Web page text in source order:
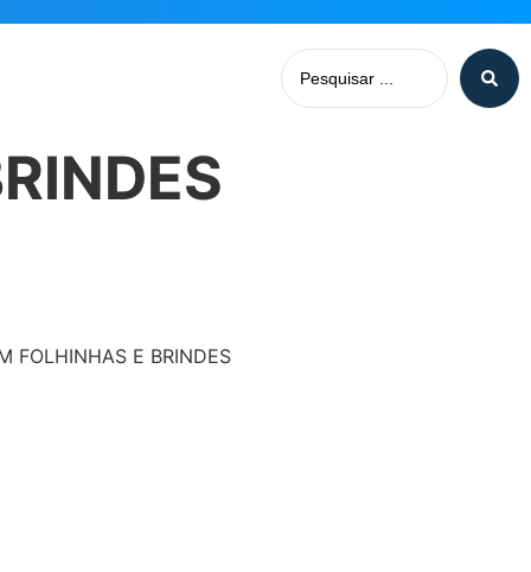
FOLHINHAS E BRINDES